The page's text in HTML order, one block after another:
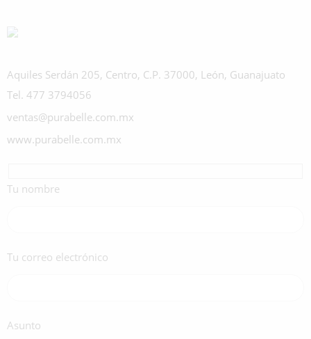
Aquiles Serdán 205, Centro, C.P. 37000, León, Guanajuato
Tel. 477 3794056
ventas@purabelle.com.mx
www.purabelle.com.mx
Tu nombre
Tu correo electrónico
Asunto